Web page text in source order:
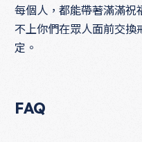
每個人，都能帶著滿滿祝
不上你們在眾人面前交換
定。
FAQ